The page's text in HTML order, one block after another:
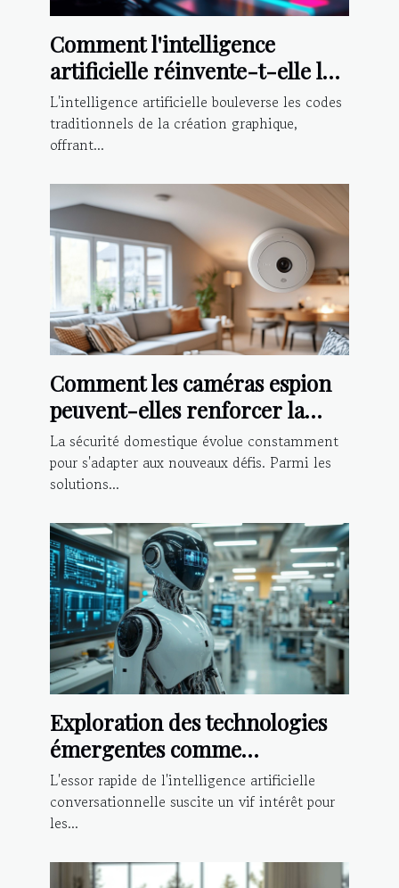
Comment l'intelligence
artificielle réinvente-t-elle la
création graphique ?
L'intelligence artificielle bouleverse les codes
traditionnels de la création graphique,
offrant...
Comment les caméras espion
peuvent-elles renforcer la
sécurité domestique ?
La sécurité domestique évolue constamment
pour s'adapter aux nouveaux défis. Parmi les
solutions...
Exploration des technologies
émergentes comme
alternative à ChatGPT
L'essor rapide de l'intelligence artificielle
conversationnelle suscite un vif intérêt pour
les...